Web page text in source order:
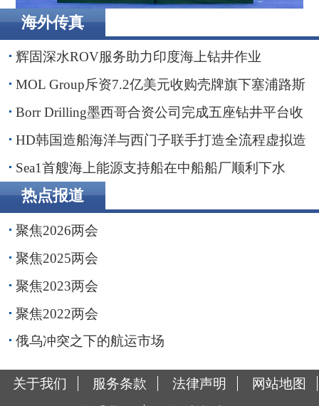
辽港集团携手国铁沈阳局，落地多项重点合作项目
海外传真
辉固深水ROV服务助力印度海上钻井作业
MOL Group斥资7.2亿美元收购壳牌旗下塞浦路斯
子公司
Borr Drilling墨西哥合资公司完成五座钻井平台收
购，交易额2.87亿美元
HD韩国造船海洋与西门子联手打造全流程虚拟造
船平台
Sea1首艘海上能源支持船在中船船厂顺利下水
热点报道
聚焦2026两会
聚焦2025两会
聚焦2023两会
聚焦2022两会
俄乌冲突之下的航运市场
关于我们 服务条款 法律声明
网站地图